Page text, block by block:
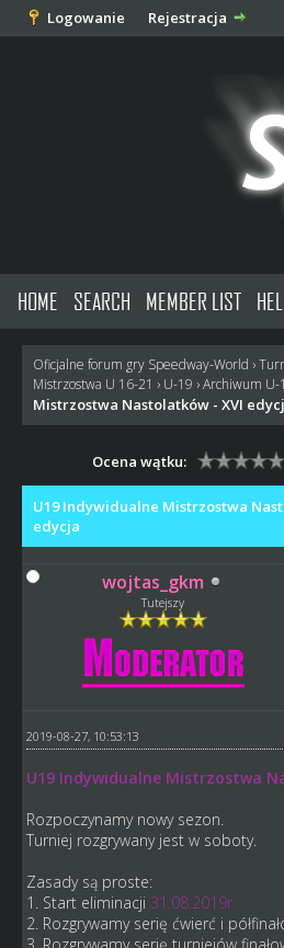
Logowanie Rejestracja
HOME SEARCH MEMBER LIST
Oficjalne forum gry Speedway-World ›
Mistrzostwa U 16-21 › U-19 ›Archiwum U-
Mistrzostwa Nastolatków - XVI
Ocena wątku:
U19 Indywidualne Mistrzostwa
edycja
wojtas_gkm
Tutejszy
2019-08-27, 10:53:13
U19 Indywidualne Mistrzostwa
Rozpoczynamy nowy sezon.
Turniej rozgrywany jest w soboty.
Zasady są proste:
1. Start eliminacji 31.08.2019r.
2. Rozgrywamy serię ćwierć i